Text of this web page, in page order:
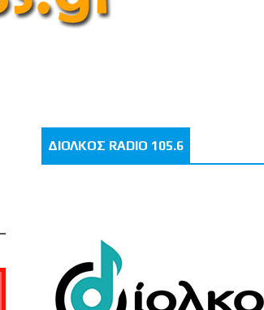
ΔΙΟΛΚΟΣ RADIO 105.6